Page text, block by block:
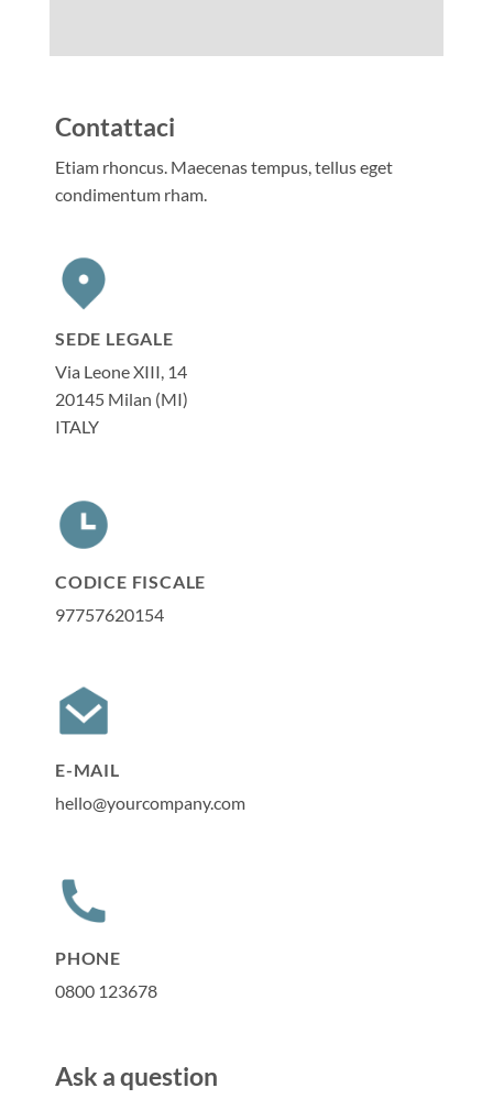
Contattaci
Etiam rhoncus. Maecenas tempus, tellus eget
condimentum rham.
SEDE LEGALE
Via Leone XIII, 14
20145 Milan (MI)
ITALY
CODICE FISCALE
97757620154
E-MAIL
hello@yourcompany.com
PHONE
0800 123678
Ask a question